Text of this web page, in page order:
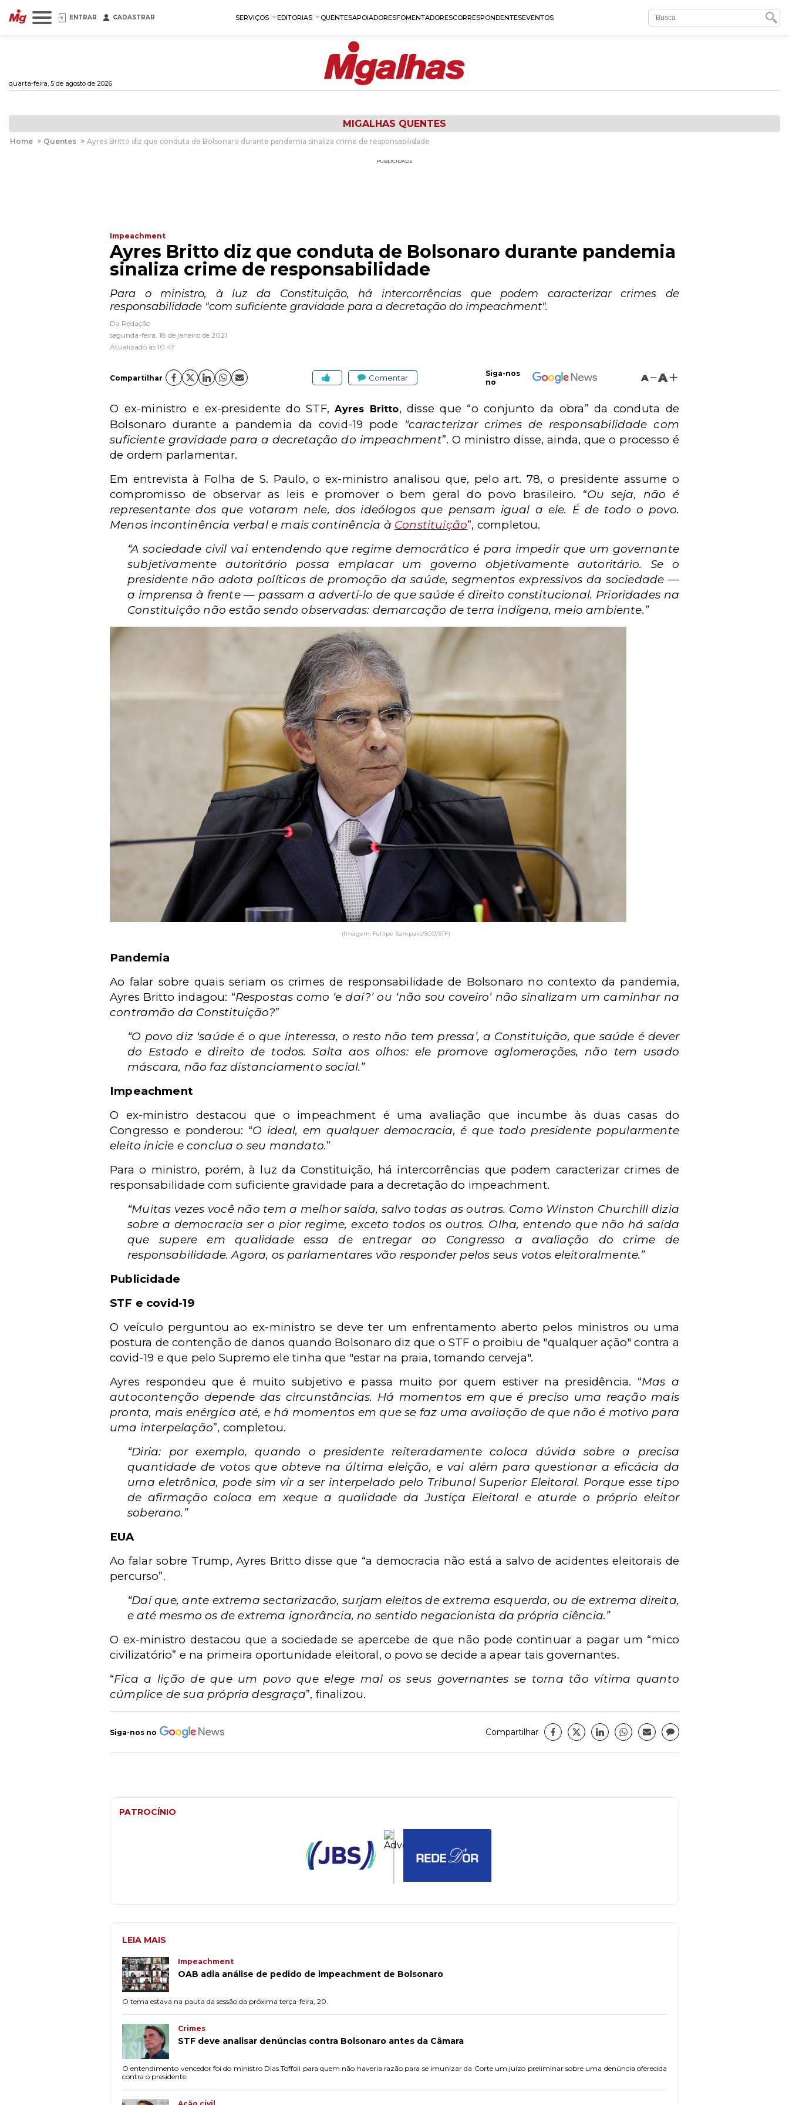
ENTRAR CADASTRAR SERVIÇOS EDITORIAS QUENTESAPOIADORESFOMENTADORESCORRESPONDENTESEVENTOS
quarta-feira, 5 de agosto de 2026
MIGALHAS QUENTES
Home > Quentes > Ayres Britto diz que conduta de Bolsonaro durante pandemia sinaliza crime de responsabilidade
PUBLICIDADE
Impeachment
Ayres Britto diz que conduta de Bolsonaro durante pandemia
sinaliza crime de responsabilidade
Para o ministro, à luz da Constituição, há intercorrências que podem caracterizar crimes de
responsabilidade "com suficiente gravidade para a decretação do impeachment".
Da Redação
segunda-feira, 18 de janeiro de 2021
Atualizado às 10:47
Compartilhar Comentar
Siga-nos
no
A A
O ex-ministro e ex-presidente do STF,Ayres Britto, disse que “o conjunto da obra” da conduta de
Bolsonaro durante a pandemia da covid-19 pode
"caracterizar crimes de responsabilidade com
suficiente gravidade para a decretação do impeachment”. O ministro disse, ainda, que o processo é
de ordem parlamentar.
Em entrevista à Folha de S. Paulo, o ex-ministro analisou que, pelo art. 78, o presidente assume o
compromisso de observar as leis e promover o bem geral do povo brasileiro. “Ou seja, não é
representante dos que votaram nele, dos ideólogos que pensam igual a ele. É de todo o povo.
Menos incontinência verbal e mais continência à Constituição”, completou.
“A sociedade civil vai entendendo que regime democrático é para impedir que um governante
subjetivamente autoritário possa emplacar um governo objetivamente autoritário. Se o
presidente não adota políticas de promoção da saúde, segmentos expressivos da sociedade —
a imprensa à frente — passam a adverti-lo de que saúde é direito constitucional. Prioridades na
Constituição não estão sendo observadas: demarcação de terra indígena, meio ambiente.”
(Imagem: Fellipe Sampaio/SCO/STF)
Pandemia
Ao falar sobre quais seriam os crimes de responsabilidade de Bolsonaro no contexto da pandemia,
Ayres Britto indagou: “Respostas como ‘e daí?’ ou ‘não sou coveiro’ não sinalizam um caminhar na
contramão da Constituição?”
“O povo diz ‘saúde é o que interessa, o resto não tem pressa’, a Constituição, que saúde é dever
do Estado e direito de todos. Salta aos olhos: ele promove aglomerações, não tem usado
máscara, não faz distanciamento social.”
Impeachment
O ex-ministro destacou que o impeachment é uma avaliação que incumbe às duas casas do
Congresso e ponderou: “O ideal, em qualquer democracia, é que todo presidente popularmente
eleito inicie e conclua o seu mandato.”
Para o ministro, porém, à luz da Constituição, há intercorrências que podem caracterizar crimes de
responsabilidade com suficiente gravidade para a decretação do impeachment.
“Muitas vezes você não tem a melhor saída, salvo todas as outras. Como Winston Churchill dizia
sobre a democracia ser o pior regime, exceto todos os outros. Olha, entendo que não há saída
que supere em qualidade essa de entregar ao Congresso a avaliação do crime de
responsabilidade. Agora, os parlamentares vão responder pelos seus votos eleitoralmente.”
Publicidade
STF e covid-19
O veículo perguntou ao ex-ministro se deve ter um enfrentamento aberto pelos ministros ou uma
postura de contenção de danos quando Bolsonaro diz que o STF o proibiu de "qualquer ação" contra a
covid-19 e que pelo Supremo ele tinha que "estar na praia, tomando cerveja".
Ayres respondeu que é muito subjetivo e passa muito por quem estiver na presidência. “Mas a
autocontenção depende das circunstâncias. Há momentos em que é preciso uma reação mais
pronta, mais enérgica até, e há momentos em que se faz uma avaliação de que não é motivo para
uma interpelação”, completou.
“Diria: por exemplo, quando o presidente reiteradamente coloca dúvida sobre a precisa
quantidade de votos que obteve na última eleição, e vai além para questionar a eficácia da
urna eletrônica, pode sim vir a ser interpelado pelo Tribunal Superior Eleitoral. Porque esse tipo
de afirmação coloca em xeque a qualidade da Justiça Eleitoral e aturde o próprio eleitor
soberano.”
EUA
Ao falar sobre Trump, Ayres Britto disse que “a democracia não está a salvo de acidentes eleitorais de
percurso”.
“Daí que, ante extrema sectarizacão, surjam eleitos de extrema esquerda, ou de extrema direita,
e até mesmo os de extrema ignorância, no sentido negacionista da própria ciência.”
O ex-ministro destacou que a sociedade se apercebe de que não pode continuar a pagar um “mico
civilizatório” e na primeira oportunidade eleitoral, o povo se decide a apear tais governantes.
“Fica a lição de que um povo que elege mal os seus governantes se torna tão vítima quanto
cúmplice de sua própria desgraça”, finalizou.
Siga-nos no Compartilhar
PATROCÍNIO
LEIA MAIS
Impeachment
OAB adia análise de pedido de impeachment de Bolsonaro
O tema estava na pauta da sessão da próxima terça-feira, 20.
Crimes
STF deve analisar denúncias contra Bolsonaro antes da Câmara
O entendimento vencedor foi do ministro Dias Toffoli para quem não haveria razão para se imunizar da Corte um juízo preliminar sobre uma denúncia oferecida
contra o presidente.